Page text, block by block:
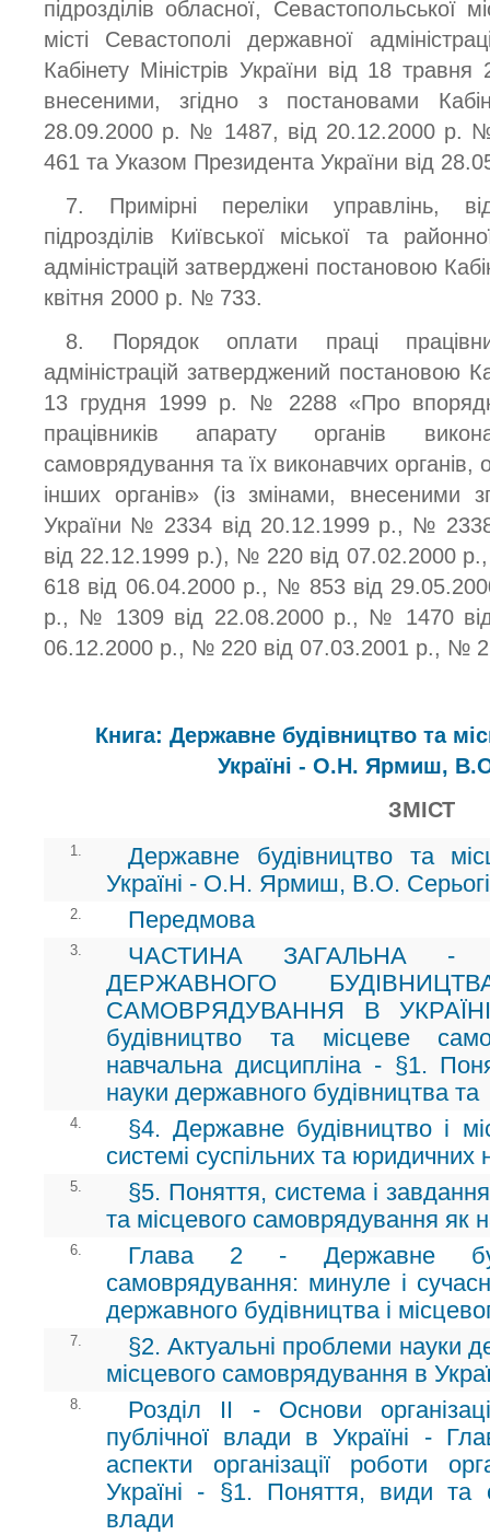
підрозділів обласної, Севастопольської
місті Севастополі державної
Кабінету Міністрів України від 18
внесеними, згідно з постановами
28.09.2000 р. № 1487, від 20.12.2000 р.
461 та Указом Президента України від
7. Примірні переліки управлінь,
підрозділів Київської міської та
адміністрацій затверджені постановою
квітня 2000 р. № 733.
8. Порядок оплати праці
адміністрацій затверджений постановою
13 грудня 1999 р. № 2288 «Про
працівників апарату органів
самоврядування та їх виконавчих органів,
інших органів» (із змінами, внесеними
України № 2334 від 20.12.1999 р., №
від 22.12.1999 р.), № 220 від 07.02.2000
618 від 06.04.2000 р., № 853 від
р., № 1309 від 22.08.2000 р., № 1470
06.12.2000 р., № 220 від 07.03.2001 р., №
Книга: Державне будівництво та
Україні - О.Н. Ярмиш,
ЗМІСТ
1.
Державне будівництво та
Україні - О.Н. Ярмиш, В.О.
2. Передмова
3.
ЧАСТИНА ЗАГАЛЬНА -
ДЕРЖАВНОГО
САМОВРЯДУВАННЯ В
будівництво та місцеве
навчальна дисципліна - §1.
науки державного будівництва та
4.
§4. Державне будівництво і
системі суспільних та юридичних
5.
§5. Поняття, система і
та місцевого самоврядування як
6.
Глава 2 - Державне
самоврядування: минуле і
державного будівництва і
7.
§2. Актуальні проблеми науки
місцевого самоврядування в
8.
Розділ II - Основи
публічної влади в Україні -
аспекти організації роботи
Україні - §1. Поняття, види та
влади